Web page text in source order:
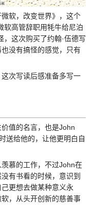
软，改变世界》，这个
软高管辞职用牦牛给尼泊
，这次购买了约翰·伍德写
没有搞怪的感觉，只有
次写读后感准备多写一
值的名言，也是John
送给他的，让他更明白自
慕的工作，不过John在
有书看的时候，意识到
更想去做某种意义永
，从头开创新的慈善事